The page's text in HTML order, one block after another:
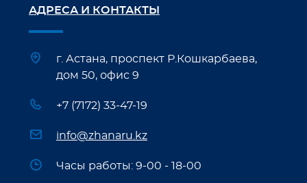
АДРЕСА И КОНТАКТЫ
г. Астана, проспект Р.Кошкарбаева,
дом 50, офис 9
+7 (7172) 33-47-19
info@zhanaru.kz
Часы работы: 9-00 - 18-00